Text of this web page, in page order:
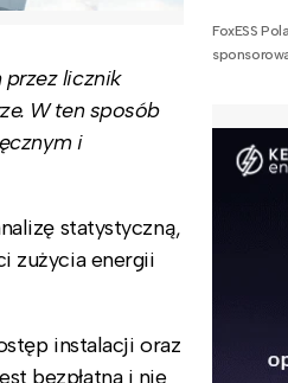
przez licznik
W ten sposób
i
statystyczną,
zużycia energii
instalacji oraz
bezpłatna i nie
FoxESS